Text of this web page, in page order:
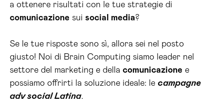
a ottenere risultati con le tue strategie di
comunicazione sui social media?
Se le tue risposte sono sì, allora sei nel posto
giusto! Noi di Brain Computing siamo leader nel
settore del marketing e della comunicazione e
possiamo offrirti la soluzione ideale: le campagne
adv social Latina.